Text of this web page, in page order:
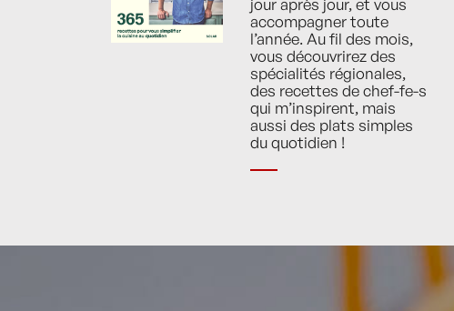
jour après jour, et vous
accompagner toute
l’année. Au fil des mois,
vous découvrirez des
spécialités régionales,
des recettes de chef-fe-s
qui m’inspirent, mais
aussi des plats simples
du quotidien !